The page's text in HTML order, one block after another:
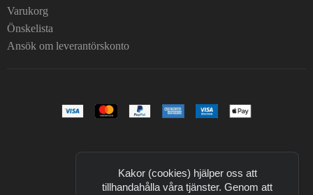
Varukorg
Önskelista
Ansök om leverantörskonto
Kakor (cookies) hjälper oss att
tillhandahålla våra tjänster. Genom att